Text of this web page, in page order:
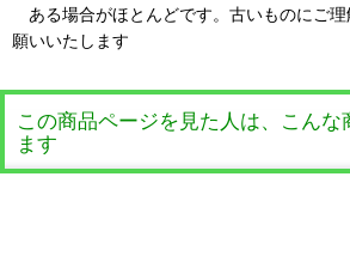
ある場合がほとんどです。古いものにご
願いいたします
この商品ページを見た人は、こんな
ます